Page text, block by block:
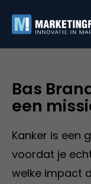
Bas
een
Kanker is een
voordat je
welke impact